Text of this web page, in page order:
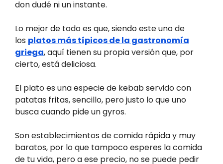
don dudé ni un instante.
Lo mejor de todo es que, siendo este uno de
los platos más típicos de la gastronomía
griega, aquí tienen su propia versión que, por
cierto, está deliciosa.
El plato es una especie de kebab servido con
patatas fritas, sencillo, pero justo lo que uno
busca cuando pide un gyros.
Son establecimientos de comida rápida y muy
baratos, por lo que tampoco esperes la comida
de tu vida, pero a ese precio, no se puede pedir